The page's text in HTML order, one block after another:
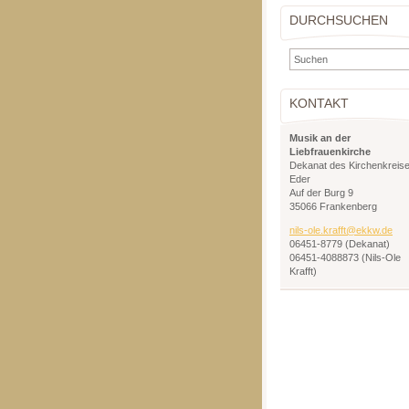
DURCHSUCHEN
KONTAKT
Musik an der
Liebfrauenkirche
Dekanat des
Eder
Auf der Burg 9
35066 Frankenberg
nils-ole .krafft@ekkw.de
06451-8779 (Dekanat)
06451-4088873 (Nils-Ole
Krafft)